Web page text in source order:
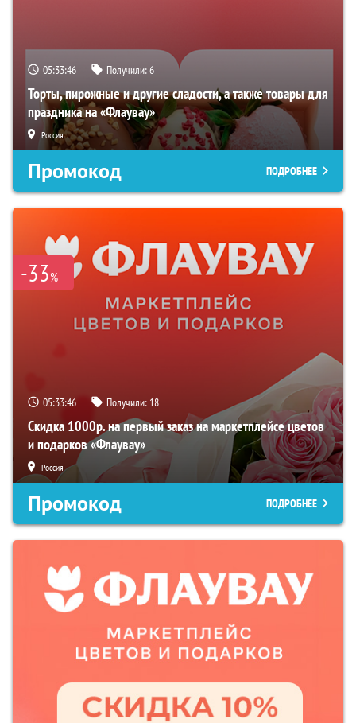
05:33:45 Получили:6
Торты, пирожные и другие сладости, а также товары для
праздника на «Флаувау»
Россия
Промокод ПОДРОБНЕЕ
-33%
05:33:45 Получили: 18
Скидка 1000р. на первый заказ на маркетплейсе цветов
и подарков «Флаувау»
Россия
Промокод ПОДРОБНЕЕ